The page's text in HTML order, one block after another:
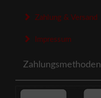
Zahlung & Versand
Impressum
Zahlungsmethoden